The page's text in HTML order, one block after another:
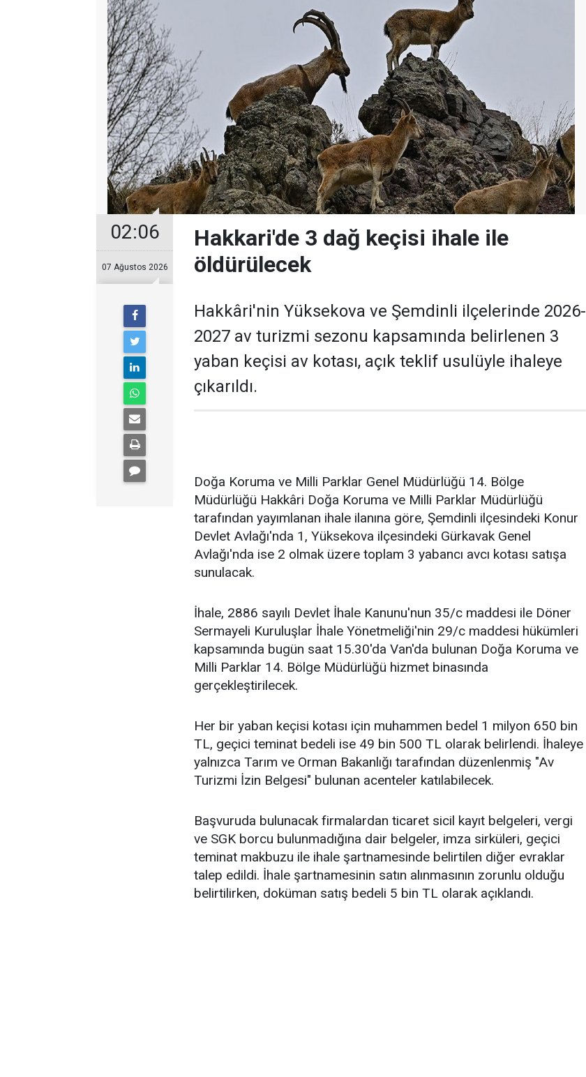
02:06
07 Ağustos 2026
Hakkari'de 3 dağ keçisi ihale ile
öldürülecek
Hakkâri'nin Yüksekova ve Şemdinli ilçelerinde 2026-
2027 av turizmi sezonu kapsamında belirlenen 3
yaban keçisi av kotası, açık teklif usulüyle ihaleye
çıkarıldı.
Doğa Koruma ve Milli Parklar Genel Müdürlüğü 14. Bölge
Müdürlüğü Hakkâri Doğa Koruma ve Milli Parklar Müdürlüğü
tarafından yayımlanan ihale ilanına göre, Şemdinli ilçesindeki Konur
Devlet Avlağı'nda 1, Yüksekova ilçesindeki Gürkavak Genel
Avlağı'nda ise 2 olmak üzere toplam 3 yabancı avcı kotası satışa
sunulacak.
İhale, 2886 sayılı Devlet İhale Kanunu'nun 35/c maddesi ile Döner
Sermayeli Kuruluşlar İhale Yönetmeliği'nin 29/c maddesi hükümleri
kapsamında bugün saat 15.30'da Van'da bulunan Doğa Koruma ve
Milli Parklar 14. Bölge Müdürlüğü hizmet binasında
gerçekleştirilecek.
Her bir yaban keçisi kotası için muhammen bedel 1 milyon 650 bin
TL, geçici teminat bedeli ise 49 bin 500 TL olarak belirlendi. İhaleye
yalnızca Tarım ve Orman Bakanlığı tarafından düzenlenmiş "Av
Turizmi İzin Belgesi" bulunan acenteler katılabilecek.
Başvuruda bulunacak firmalardan ticaret sicil kayıt belgeleri, vergi
ve SGK borcu bulunmadığına dair belgeler, imza sirküleri, geçici
teminat makbuzu ile ihale şartnamesinde belirtilen diğer evraklar
talep edildi. İhale şartnamesinin satın alınmasının zorunlu olduğu
belirtilirken, doküman satış bedeli 5 bin TL olarak açıklandı.